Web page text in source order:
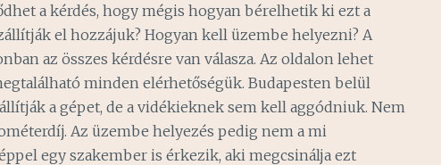
a kérdés, hogy mégis hogyan bérelhetik ki ezt a
el hozzájuk? Hogyan kell üzembe helyezni? A
az összes kérdésre van válasza. Az oldalon lehet
minden elérhetőségük. Budapesten belül
a gépet, de a vidékieknek sem kell aggódniuk. Nem
Az üzembe helyezés pedig nem a mi
egy szakember is érkezik, aki megcsinálja ezt